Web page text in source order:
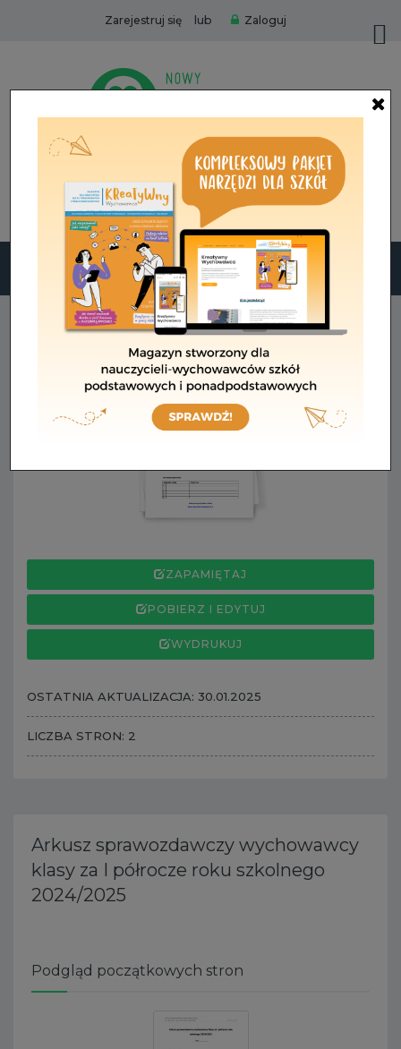
Zarejestruj się lub Zaloguj
ZAPAMIĘTAJ
POBIERZ I EDYTUJ
WYDRUKUJ
OSTATNIA AKTUALIZACJA: 30.01.2025
LICZBA STRON: 2
Arkusz sprawozdawczy wychowawcy
klasy za I półrocze roku szkolnego
2024/2025
Podgląd początkowych stron